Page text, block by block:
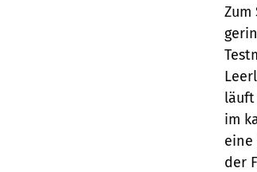
Zum
läuft
im
eine
der